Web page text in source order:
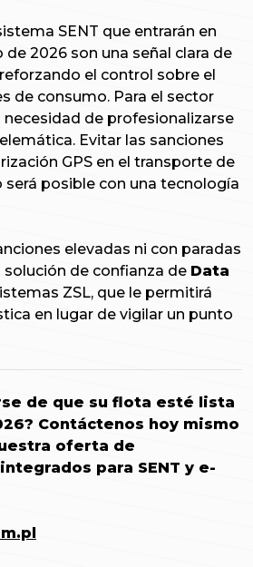
SENT que entrarán en
de 2026 son una señal clara de
el control sobre el
de consumo. Para el sector
necesidad de profesionalizarse
Evitar las sanciones
GPS en el transporte de
será posible con una tecnología
elevadas ni con paradas
solución de confianza de Data
ZSL, que le permitirá
en lugar de vigilar un punto
de que su flota esté lista
Contáctenos hoy mismo
oferta de
para SENT y e-